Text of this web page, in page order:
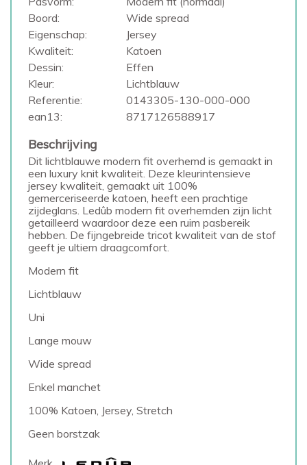
Boord:
Wide spread
Eigenschap:
Jersey
Kwaliteit:
Katoen
Dessin:
Effen
Kleur:
Lichtblauw
Referentie:
0143305-130-000-000
ean13:
8717126588917
Beschrijving
Dit lichtblauwe modern fit overhemd is gemaakt in
een luxury knit kwaliteit. Deze kleurintensieve
jersey kwaliteit, gemaakt uit 100%
gemerceriseerde katoen, heeft een prachtige
zijdeglans. Ledûb modern fit overhemden zijn licht
getailleerd waardoor deze een ruim pasbereik
hebben. De fijngebreide tricot kwaliteit van de stof
geeft je ultiem draagcomfort.
Modern fit
Lichtblauw
Uni
Lange mouw
Wide spread
Enkel manchet
100% Katoen, Jersey, Stretch
Geen borstzak